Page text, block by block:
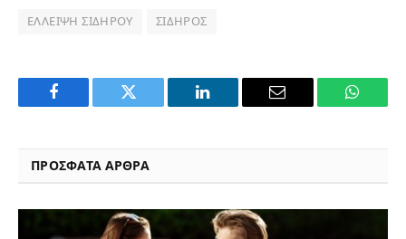
ΈΛΛΕΙΨΗ ΣΙΔΉΡΟΥ ΣΊΔΗΡΟΣ
Facebook Twitter LinkedIn Email
ΠΡΟΣΦΑΤΑ ΑΡΘΡΑ